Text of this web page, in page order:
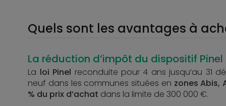
Quels sont les avantages à
La réduction d’impôt du dispositif Pinel
La loi Pinel reconduite pour 4 ans jusqu’au 31
neuf dans les communes situées en zones Abis,
% du prix d’achat dans la limite de 300 000 €.